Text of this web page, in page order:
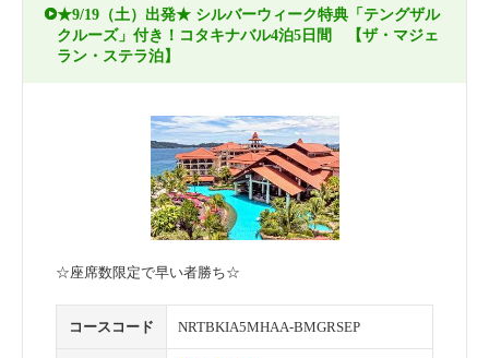
★9/19（土）出発★ シルバーウィーク特典「テングザル
クルーズ」付き！コタキナバル4泊5日間 【ザ・マジェ
ラン・ステラ泊】
☆座席数限定で早い者勝ち☆
コースコード NRTBKIA5MHAA-BMGRSEP